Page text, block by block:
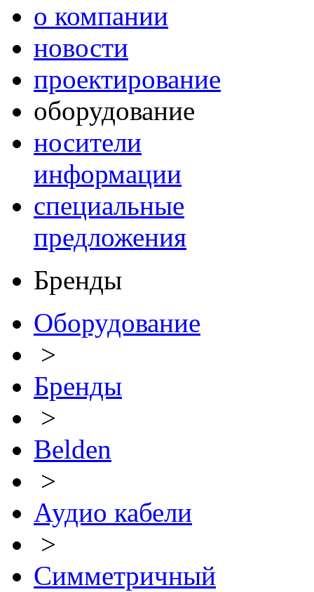
о компании
новости
проектирование
оборудование
носители
информации
специальные
предложения
Бренды
Оборудование
>
Бренды
>
Belden
>
Аудио кабели
>
Симметричный